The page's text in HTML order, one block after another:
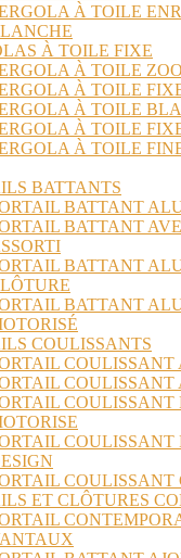
À TOILE
À TOILE FIXE
À TOILE
À TOILE
À TOILE
À TOILE
À TOILE
BATTANTS
BATTANT
BATTANT
BATTANT
BATTANT
COULISSANTS
COULISSANT
COULISSANT
COULISSANT
COULISSANT
ET CLÔTURES